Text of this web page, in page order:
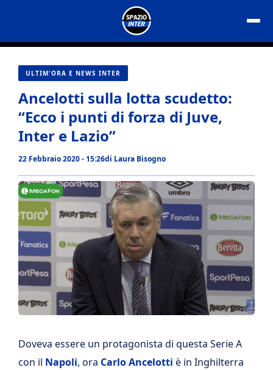
contenuto
ULTIM'ORA E NEWS INTER
Ancelotti sulla lotta scudetto:
“Ecco i punti di forza di Juve,
Inter e Lazio”
22 Febbraio 2020 - 15:26di Laura Bisogno
Doveva essere un protagonista di questa Serie A
con il Napoli, ora CarloAncelotti è in Inghilterra